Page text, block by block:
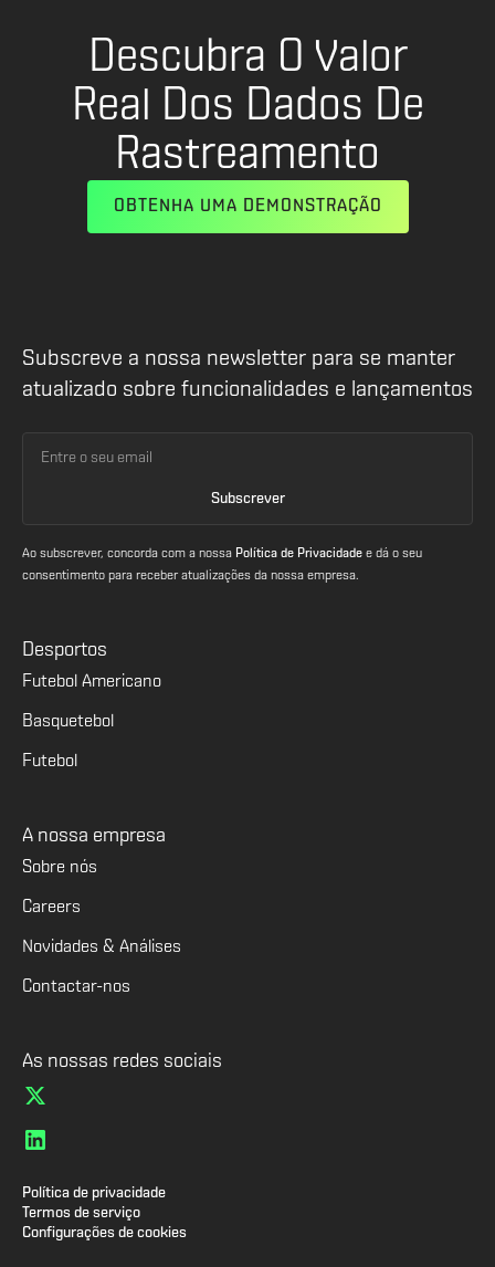
Descubra O Valor
Real Dos Dados De
Rastreamento
OBTENHA UMA DEMONSTRAÇÃO
Subscreve a nossa newsletter para se manter
atualizado sobre funcionalidades e lançamentos
Ao subscrever, concorda com a nossa Política de Privacidade e dá o seu
consentimento para receber atualizações da nossa empresa.
Desportos
Futebol Americano
Basquetebol
Futebol
A nossa empresa
Sobre nós
Careers
Novidades & Análises
Contactar-nos
As nossas redes sociais
Política de privacidade
Termos de serviço
Configurações de cookies